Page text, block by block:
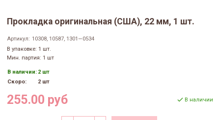
Прокладка оригинальная (США), 22 мм, 1 шт.
Артикул: 10308, 10587, 1301—0534
В упаковке: 1 шт.
Мин. партия: 1 шт
В наличии: 2 шт
Скоро:
2 шт
255.00 руб В наличии